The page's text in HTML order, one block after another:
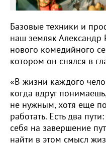
Базовые техники и
наш земляк Александр
нового комедийного
котором он снялся в
«В жизни каждого
когда вдруг
не нужным, хотя еще
работать. Есть два
себя на завершение
найти в этом смысл